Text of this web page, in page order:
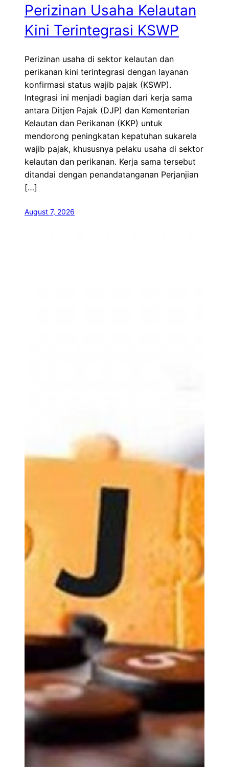
Perizinan Usaha Kelautan
Kini Terintegrasi KSWP
Perizinan usaha di sektor kelautan dan
perikanan kini terintegrasi dengan layanan
konfirmasi status wajib pajak (KSWP).
Integrasi ini menjadi bagian dari kerja sama
antara Ditjen Pajak (DJP) dan Kementerian
Kelautan dan Perikanan (KKP) untuk
mendorong peningkatan kepatuhan sukarela
wajib pajak, khususnya pelaku usaha di sektor
kelautan dan perikanan. Kerja sama tersebut
ditandai dengan penandatanganan Perjanjian
[…]
August 7, 2026